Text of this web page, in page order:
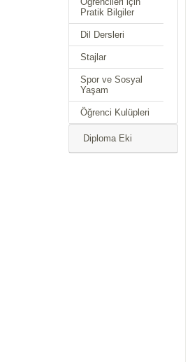
Pratik Bilgiler
Dil Dersleri
Stajlar
Spor ve Sosyal
Yaşam
Öğrenci Kulüpleri
Diploma Eki